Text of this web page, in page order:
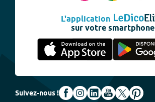
L'application
sur votre smartphone
Suivez-nous !